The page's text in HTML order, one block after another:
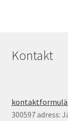
Kontakt
300597 adress: